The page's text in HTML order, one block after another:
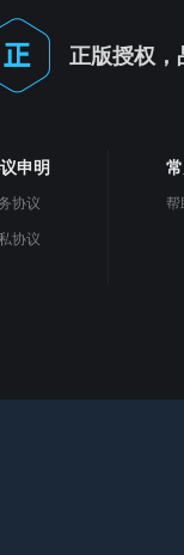
正版授权，
申明
协议
协议
帮